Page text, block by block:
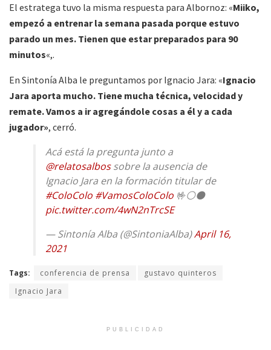
El estratega tuvo la misma respuesta para Albornoz: «Miiko,
empezó a entrenar la semana pasada porque estuvo
parado un mes. Tienen que estar preparados para 90
minutos«,.
En Sintonía Alba le preguntamos por Ignacio Jara: «Ignacio
Jara aporta mucho. Tiene mucha técnica, velocidad y
remate. Vamos a ir agregándole cosas a él y a cada
jugador», cerró.
Acá está la pregunta junto a
@relatosalbossobre la ausencia de
Ignacio Jara en la formación titular de
#ColoColo #VamosColoColo 🤟⚪⚫
pic.twitter.com/4wN2nTrcSE
— Sintonía Alba (@SintoniaAlba)April 16,
2021
Tags: conferencia de prensa
gustavo quinteros
Ignacio Jara
PUBLICIDAD